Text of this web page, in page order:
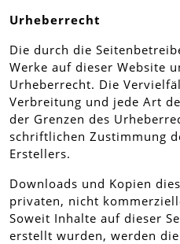
Urheberrecht
Die durch die
Werke auf dieser Website
Urheberrecht. Die
Verbreitung und jede Art
der Grenzen des
schriftlichen Zustimmung
Erstellers.
Downloads und Kopien
privaten, nicht
Soweit Inhalte auf dieser
erstellt wurden, werden